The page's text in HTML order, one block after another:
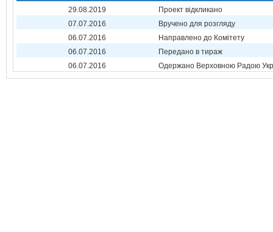
29.08.2019
Проект відкликано
07.07.2016
Вручено для розгляду
06.07.2016
Направлено до Комітету
06.07.2016
Передано в тираж
06.07.2016
Одержано Верховною Радою